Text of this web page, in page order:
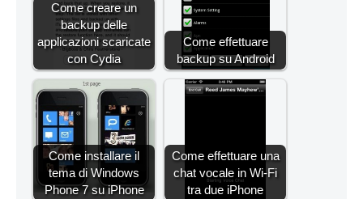
Come creare un
backup delle
applicazioni scaricate
con Cydia
Come effettuare
backup su Android
Come installare il
tema di Windows
Phone 7 su iPhone
Come effettuare una
chat vocale in Wi-Fi
tra due iPhone